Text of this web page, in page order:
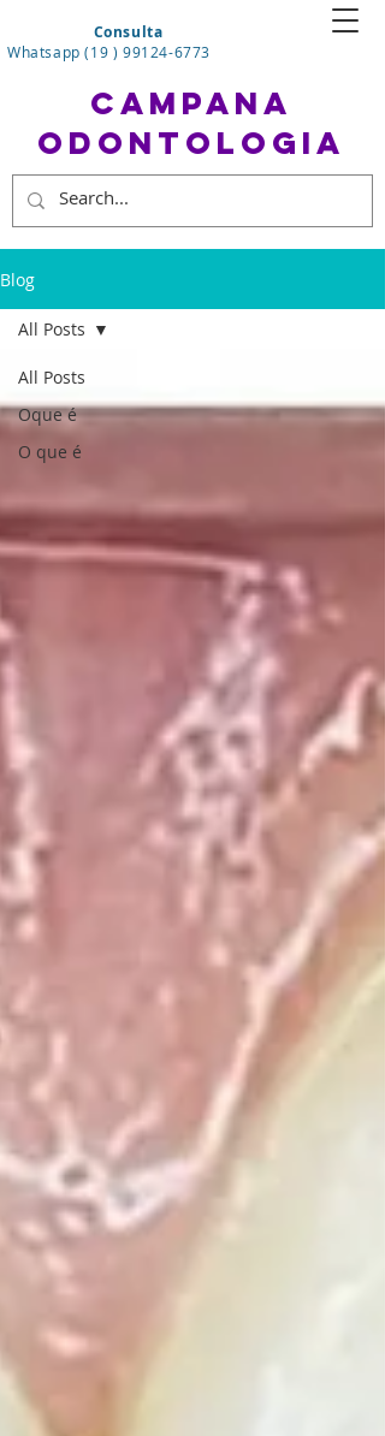
Consulta
Whatsapp (19 ) 99124-6773
CAMPANA
ODONTOLOGIA
Blog
All Posts
Oque é
O que é
All Posts